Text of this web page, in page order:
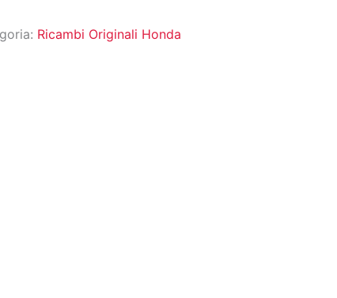
Ricambi Originali Honda